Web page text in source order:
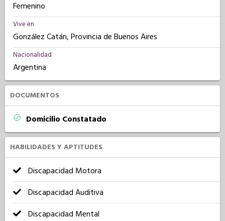
Femenino
Vive en
González Catán, Provincia de Buenos Aires
Nacionalidad
Argentina
DOCUMENTOS
Domicilio Constatado
HABILIDADES Y APTITUDES
Discapacidad Motora
Discapacidad Auditiva
Discapacidad Mental